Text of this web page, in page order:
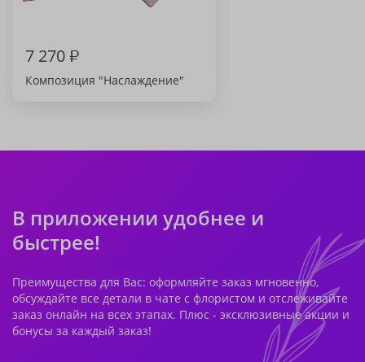
7 270₽
Композиция "Наслаждение"
В приложении удобнее и
быстрее!
Преимущества для Вас: оформляйте заказ мгновенно,
обсуждайте все детали в чате с флористом и отслеживайте
заказ онлайн на всех этапах. Плюс - эксклюзивные акции и
бонусы за каждый заказ!